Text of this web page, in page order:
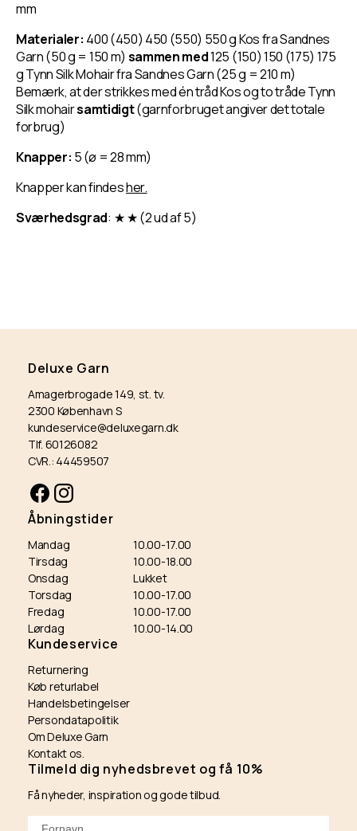
mm
Materialer: 400 (450) 450 (550) 550 g Kos fra Sandnes
Garn (50 g = 150 m) sammen med125 (150) 150 (175) 175
g Tynn Silk Mohair fra Sandnes Garn (25 g = 210 m)
Bemærk, at der strikkes med én tråd Kos og to tråde Tynn
Silk mohairsamtidigt(garnforbruget angiver det totale
forbrug)
Knapper: 5 (ø = 28 mm)
Knapper kan findesher.
Sværhedsgrad: ★★(2 ud af 5)
Deluxe Garn
Amagerbrogade 149, st. tv.
2300 København S
kundeservice@deluxegarn.dk
Tlf. 60126082
CVR.: 44459507
Facebook
Åbningstider
Mandag
10.00-17.00
Tirsdag
10.00-18.00
Onsdag
Lukket
Torsdag
10.00-17.00
Fredag
10.00-17.00
Lørdag
10.00-14.00
Kundeservice
Returnering
Køb returlabel
Handelsbetingelser
Persondatapolitik
Om Deluxe Garn
Kontakt os.
Tilmeld dig nyhedsbrevet og få 10%
Få nyheder, inspiration og gode tilbud.